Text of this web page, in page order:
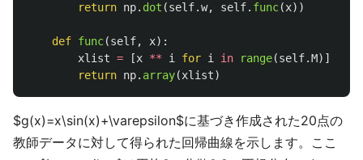
return np. dot (self.w, self. func(x))
def func(self, x):
xlist = [x ** i for i in range(self.M)]
return np. array(xlist)
$g(x)=x\sin(x)+\varepsilon$に基づき作成された20点の
教師データに対して得られた回帰曲線を示します。ここ